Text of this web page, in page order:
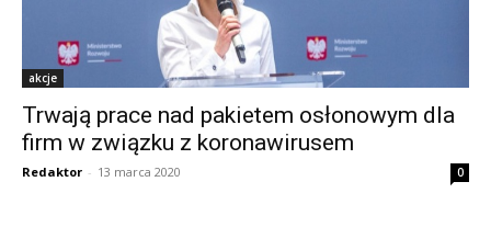
akcje
Trwają prace nad pakietem osłonowym dla
firm w związku z koronawirusem
Redaktor - 13 marca 2020 0